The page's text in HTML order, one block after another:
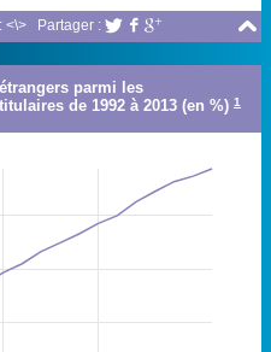

<\> Partager :   
parmi les
de 1992 à 2013 (en %)1